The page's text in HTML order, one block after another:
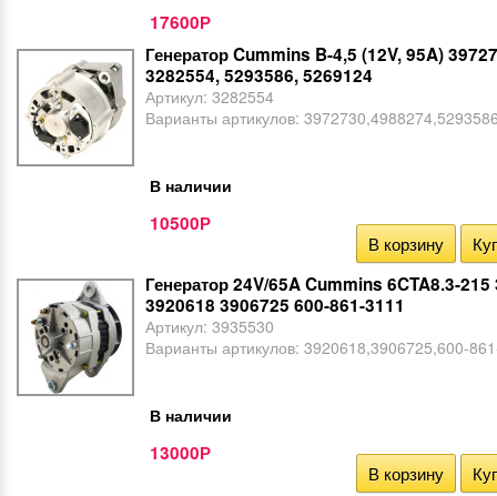
17600Р
Генератор Cummins B-4,5 (12V, 95A)
3282554, 5293586, 5269124
Артикул: 3282554
Варианты артикулов:
В наличии
10500Р
В корзину
Генератор 24V/65A Cummins 6CTA8.3-
3920618 3906725 600-861-3111
Артикул: 3935530
Варианты артикулов: 3920618,3906725,600-
В наличии
13000Р
В корзину